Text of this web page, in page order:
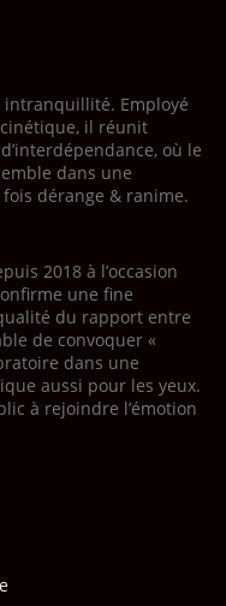
intranquillité. Employé
il réunit
où le
dans une
dérange & ranime.
2018 à l’occasion
une fine
du rapport entre
de convoquer «
dans une
aussi pour les yeux.
à rejoindre l’émotion